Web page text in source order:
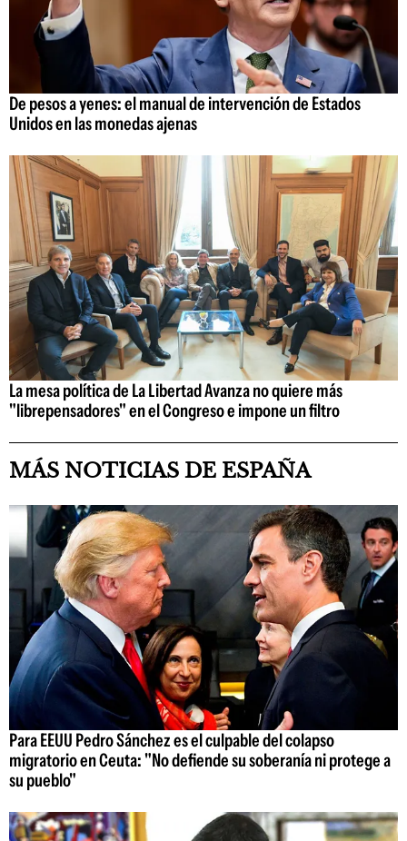
De pesos a yenes: el manual de intervención de Estados
Unidos en las monedas ajenas
La mesa política de La Libertad Avanza no quiere más
"librepensadores" en el Congreso e impone un filtro
MÁS NOTICIAS DE ESPAÑA
Para EEUU Pedro Sánchez es el culpable del colapso
migratorio en Ceuta: "No defiende su soberanía ni protege a
su pueblo"